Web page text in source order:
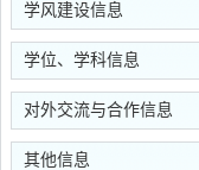
学风建设信息
学位、学科信息
对外交流与合作信息
其他信息